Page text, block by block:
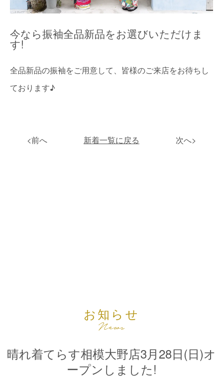
今なら振袖全品新品をお選びいただけま
す!
全品新品の振袖をご用意して、皆様のご来店をお待ちし
ております♪
<前へ 新着一覧に戻る 次へ>
お知らせ
晴れ着てらす相模大野店3月28日(日)オ
ープンしました!